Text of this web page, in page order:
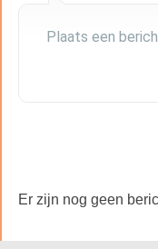
Er zijn nog geen